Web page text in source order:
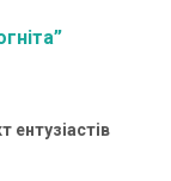
ентузіастів